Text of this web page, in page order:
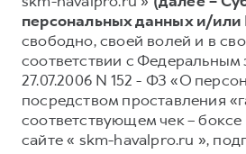
H7 H9
от 4
Тест-драйв
Трейд-ин
КРЕДИТ И
Кредитный калькулятор
СЕРВИСНОЕ
Нулевое ТО
Программа «Помощь на
Регламенты технического
Электронный ПТС
О дилере
Наша команда
Контакты
персональных данных и/или
свободно, своей волей и в
соответствии с Федеральным
27.07.2006 N 152 - ФЗ «О
посредством проставления
соответствующем чек –
сайте « skm-havalpro.ru »,